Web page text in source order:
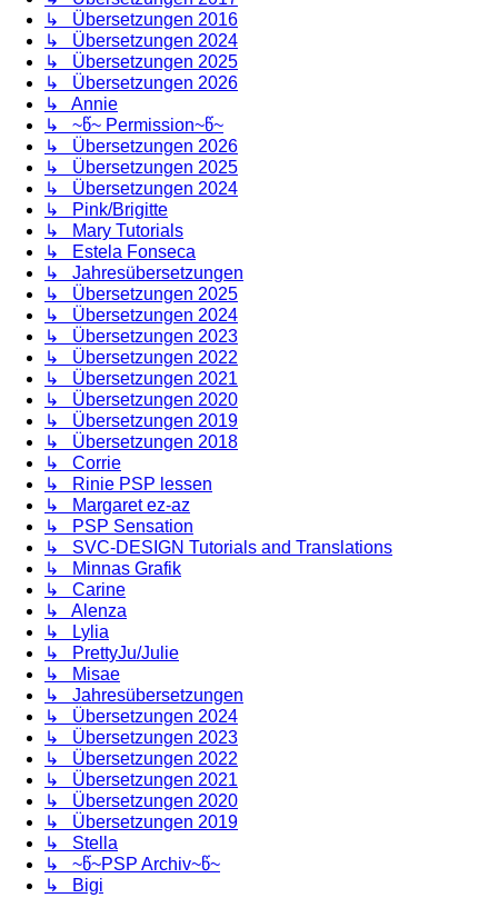
↳ Übersetzungen 2016
↳ Übersetzungen 2024
↳ Übersetzungen 2025
↳ Übersetzungen 2026
↳ Annie
↳ ~წ~ Permission~წ~
↳ Übersetzungen 2026
↳ Übersetzungen 2025
↳ Übersetzungen 2024
↳ Pink/Brigitte
↳ Mary Tutorials
↳ Estela Fonseca
↳ Jahresübersetzungen
↳ Übersetzungen 2025
↳ Übersetzungen 2024
↳ Übersetzungen 2023
↳ Übersetzungen 2022
↳ Übersetzungen 2021
↳ Übersetzungen 2020
↳ Übersetzungen 2019
↳ Übersetzungen 2018
↳ Corrie
↳ Rinie PSP lessen
↳ Margaret ez-az
↳ PSP Sensation
↳ SVC-DESIGN Tutorials and Translations
↳ Minnas Grafik
↳ Carine
↳ Alenza
↳ Lylia
↳ PrettyJu/Julie
↳ Misae
↳ Jahresübersetzungen
↳ Übersetzungen 2024
↳ Übersetzungen 2023
↳ Übersetzungen 2022
↳ Übersetzungen 2021
↳ Übersetzungen 2020
↳ Übersetzungen 2019
↳ Stella
↳ ~წ~PSP Archiv~წ~
↳ Bigi